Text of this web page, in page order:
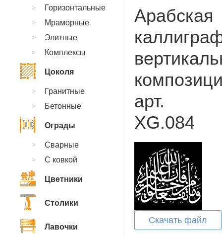
Арабская
арт.
XG.084
Скачать файл
Горизонтальные
Мраморные
Элитные
Комплексы
Цоколя
Гранитные
Бетонные
Ограды
Сварные
С ковкой
Цветники
Столики
Лавочки